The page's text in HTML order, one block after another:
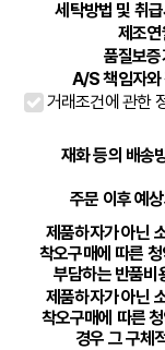
세탁방법 및 취
제조연
품질보
A/S 책임자와
거래조건에 관한
재화 등의 배송
주문 이후 예
제품하자가 아닌
착오구매에 따른
부담하는 반품비
제품하자가 아닌
착오구매에 따른
경우 그 구체